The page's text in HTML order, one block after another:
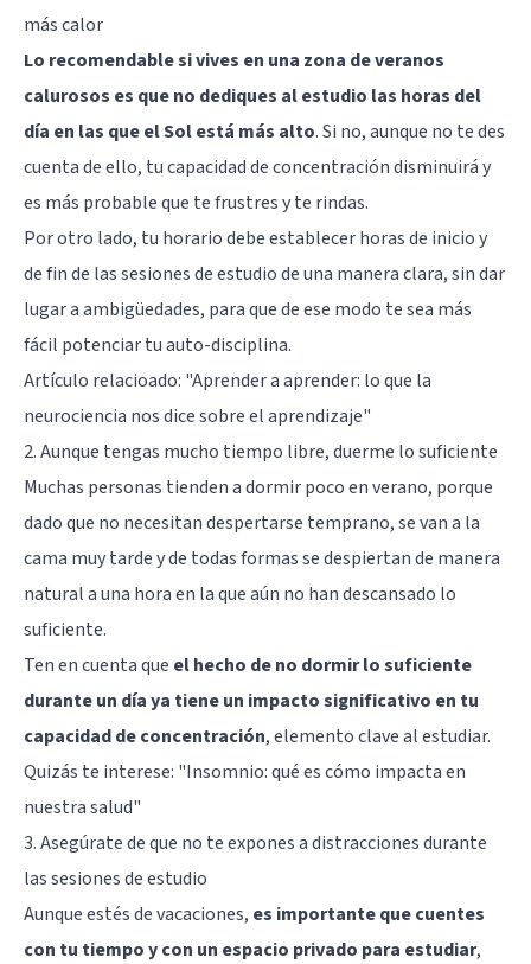
más calor
Lo recomendable si vives en una zona de veranos
calurosos es que no dediques al estudio las horas del
día en las que el Sol está más alto. Si no, aunque no te des
cuenta de ello, tu capacidad de concentración disminuirá y
es más probable que te frustres y te rindas.
Por otro lado, tu horario debe establecer horas de inicio y
de fin de las sesiones de estudio de una manera clara, sin dar
lugar a ambigüedades, para que de ese modo te sea más
fácil potenciar tu auto-disciplina.
Artículo relacioado: "Aprender a aprender: lo que la
neurociencia nos dice sobre el aprendizaje"
2. Aunque tengas mucho tiempo libre, duerme lo suficiente
Muchas personas tienden a dormir poco en verano, porque
dado que no necesitan despertarse temprano, se van a la
cama muy tarde y de todas formas se despiertan de manera
natural a una hora en la que aún no han descansado lo
suficiente.
Ten en cuenta que el hecho de no dormir lo suficiente
durante un día ya tiene un impacto significativo en tu
capacidad de concentración, elemento clave al estudiar.
Quizás te interese: "Insomnio: qué es cómo impacta en
nuestra salud"
3. Asegúrate de que no te expones a distracciones durante
las sesiones de estudio
Aunque estés de vacaciones, es importante que cuentes
con tu tiempo y con un espacio privado para estudiar,